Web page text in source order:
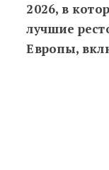
2026, в
лучшие
Европы,